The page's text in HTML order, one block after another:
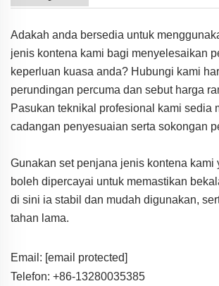
Adakah anda bersedia untuk
jenis kontena kami bagi menyelesaikan
keperluan kuasa anda? Hubungi kami
perundingan percuma dan sebut harga
Pasukan teknikal profesional kami sedia
cadangan penyesuaian serta sokongan
Gunakan set penjana jenis kontena kami
boleh dipercayai untuk memastikan
di sini ia stabil dan mudah digunakan,
tahan lama.
Email: [email protected]
Telefon: +86-13280035385